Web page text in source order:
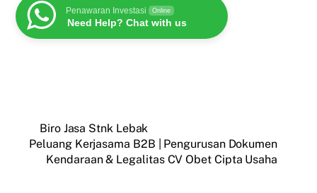
Penawaran Investasi Online
Need Help? Chat with us
Biro Jasa Stnk Lebak
Peluang Kerjasama B2B | Pengurusan Dokumen
Kendaraan & Legalitas CV Obet Cipta Usaha